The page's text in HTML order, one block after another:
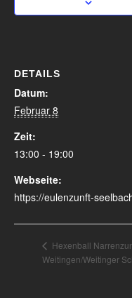
DETAILS
Datum:
Februar 8
Zeit:
13:00 - 19:00
Webseite:
https://eulenzunft-
Hexenball
Weitingen/Weitinger